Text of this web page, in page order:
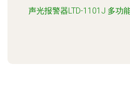
声光报警器LTD-1101J 多功